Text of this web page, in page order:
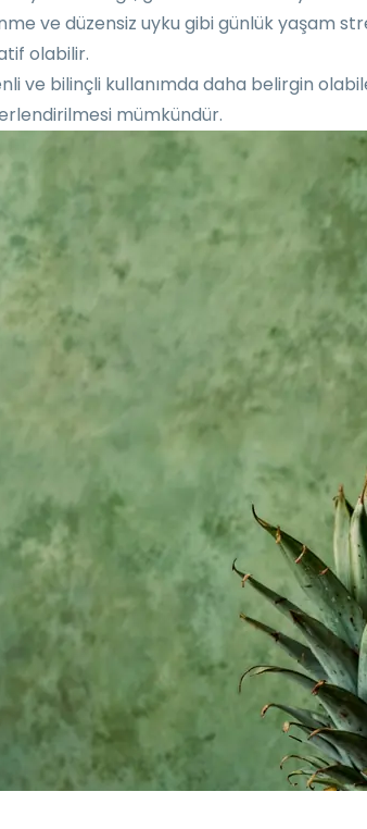
ve düzensiz uyku gibi günlük yaşam
olabilir.
ve bilinçli kullanımda daha belirgin
mümkündür.